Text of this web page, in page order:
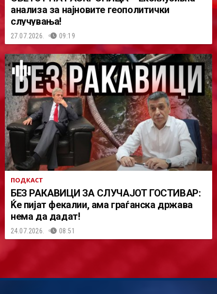
анализа за најновите геополитички
случувања!
27.07.2026. 09:19
ПОДКАСТ
БЕЗ РАКАВИЦИ ЗА СЛУЧАЈОТ ГОСТИВАР:
Ќе пијат фекалии, ама граѓанска држава
нема да дадат!
24.07.2026. 08:51